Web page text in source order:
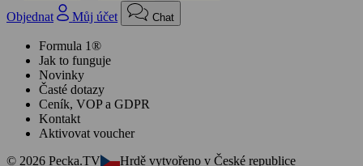
Objednat
Můj účet Chat
Formula 1®
Jak to funguje
Novinky
Časté dotazy
Ceník, VOP a GDPR
Kontakt
Aktivovat voucher
© 2026 Pecka.TV
Hrdě vytvořeno v České republice